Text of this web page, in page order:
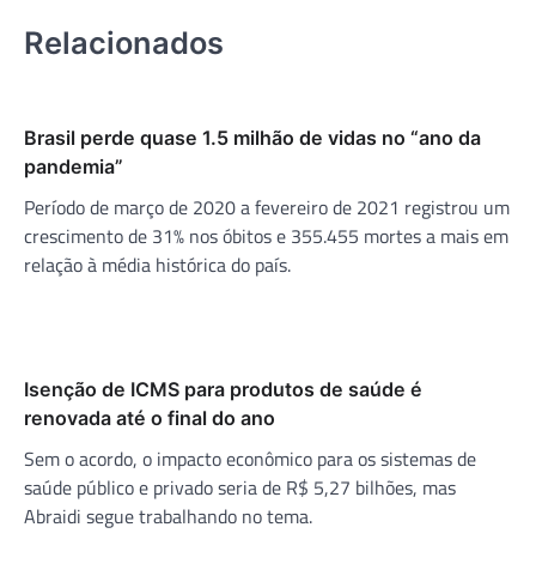
Relacionados
Brasil perde quase 1.5 milhão de vidas no “ano da
pandemia”
Período de março de 2020 a fevereiro de 2021 registrou um
crescimento de 31% nos óbitos e 355.455 mortes a mais em
relação à média histórica do país.
Isenção de ICMS para produtos de saúde é
renovada até o final do ano
Sem o acordo, o impacto econômico para os sistemas de
saúde público e privado seria de R$ 5,27 bilhões, mas
Abraidi segue trabalhando no tema.